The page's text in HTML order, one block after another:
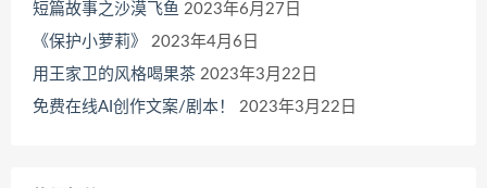
短篇故事之沙漠飞鱼 2023年6月27日
《保护小萝莉》
2023年4月6日
用王家卫的风格喝果茶 2023年3月22日
免费在线AI创作文案/剧本！
2023年3月22日